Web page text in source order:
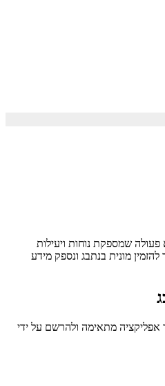
פעולה שמספקת נוחות ויעילות
מונית בנתבג ונספק מידע
אפליקציה מתאימה ולהרשם על ידי